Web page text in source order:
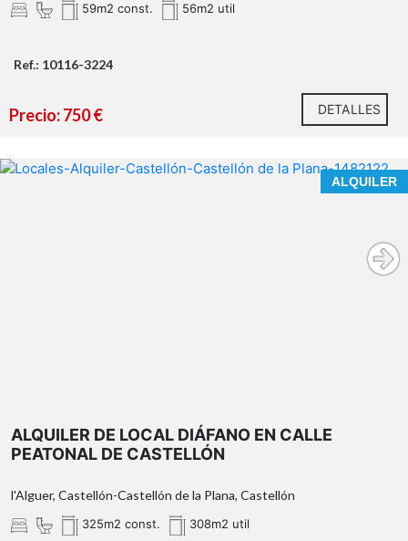
59m2 const. 56m2 util
Ref.: 10116-3224
Precio: 750 € DETALLES
ALQUILER
ALQUILER DE LOCAL DIÁFANO EN CALLE
PEATONAL DE CASTELLÓN
l'Alguer, Castellón-Castellón de la Plana, Castellón
325m2 const. 308m2 util